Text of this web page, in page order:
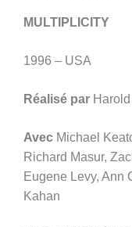
MULTIPLICITY
1996 – USA
Réalisé par
Avec Michael
Richard Masur,
Eugene Levy, Ann
Kahan